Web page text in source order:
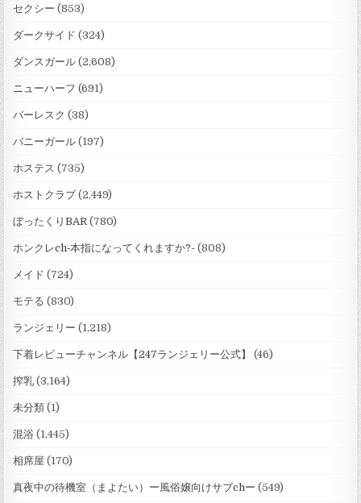
セクシー (853)
ダークサイド (324)
ダンスガール (2,608)
ニューハーフ (691)
バーレスク (38)
バニーガール (197)
ホステス (735)
ホストクラブ (2,449)
ぼったくりBAR (780)
ホンクレch‐本指になってくれますか?- (808)
メイド (724)
モテる (830)
ランジェリー (1,218)
下着レビューチャンネル【247ランジェリー公式】 (46)
搾乳 (3,164)
未分類 (1)
混浴 (1,445)
相席屋 (170)
真夜中の待機室（まよたい）ー風俗嬢向けサブchー (549)